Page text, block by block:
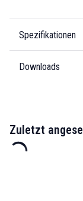
Spezifikationen
Downloads
Zuletzt